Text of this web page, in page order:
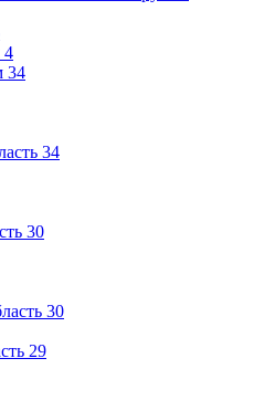
4
34
34
30
30
29